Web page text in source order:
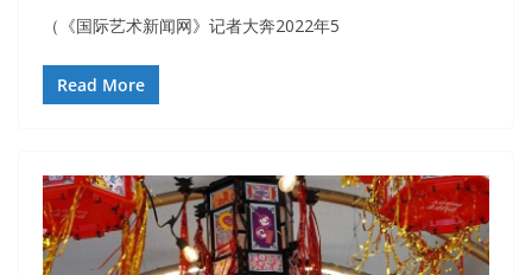
（《国际艺术新闻网》记者大奔2022年5
Read More